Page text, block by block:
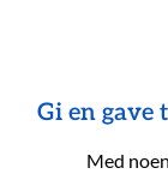
Gi en gave
Med